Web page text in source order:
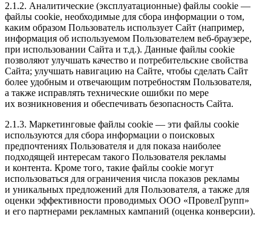
2.1.2. Аналитические (эксплуатационные) файлы cookie —
файлы cookie, необходимые для сбора информации о том,
каким образом Пользователь использует Сайт (например,
информация об используемом Пользователем веб-браузере,
при использовании Сайта и т.д.). Данные файлы cookie
позволяют улучшать качество и потребительские свойства
Сайта; улучшать навигацию на Сайте, чтобы сделать Сайт
более удобным и отвечающим потребностям Пользователя,
а также исправлять технические ошибки по мере
их возникновения и обеспечивать безопасность Сайта.
2.1.3. Маркетинговые файлы cookie — эти файлы cookie
используются для сбора информации о поисковых
предпочтениях Пользователя и для показа наиболее
подходящей интересам такого Пользователя рекламы
и контента. Кроме того, такие файлы cookie могут
использоваться для ограничения числа показов рекламы
и уникальных предложений для Пользователя, а также для
оценки эффективности проводимых ООО «ПровелГрупп»
и его партнерами рекламных кампаний (оценка конверсии).